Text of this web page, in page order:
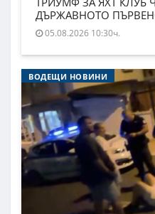
ДЪРЖАВНОТО
05.08.2026 10:30ч.
ВОДЕЩИ НОВИНИ